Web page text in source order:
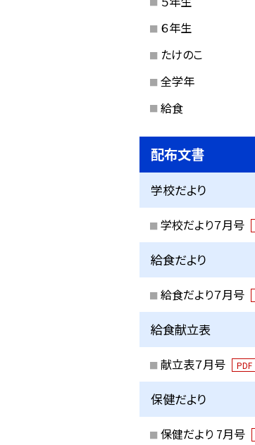
６年生
たけのこ
全学年
給食
配布文書
学校だより
学校だより７月号
給食だより
給食だより７月号
給食献立表
献立表７月号 PDF
保健だより
保健だより 7月号